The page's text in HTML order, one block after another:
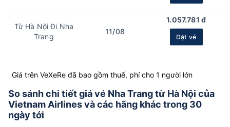
Từ Hà Nội Đi Nha
Trang
11/08
1.057.781 đ
Đặt vé
Giá trên VeXeRe đã bao gồm thuế, phí cho 1 người lớn
So sánh chi tiết giá vé Nha Trang từ Hà Nội của
Vietnam Airlines và các hãng khác trong 30
ngày tới